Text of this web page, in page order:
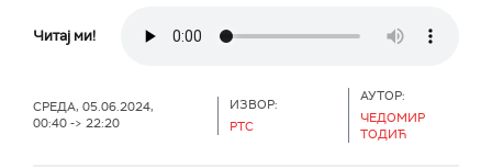
Читај ми!
СРЕДА, 05.06.2024,
00:40 -> 22:20
ИЗВОР:
РТС
АУТОР:
ЧЕДОМИР
ТОДИЋ